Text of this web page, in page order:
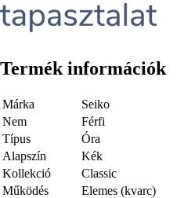
Termék információk
Márka
Seiko
Nem
Férfi
Típus
Óra
Alapszín
Kék
Kollekció
Classic
Működés
Elemes (kvarc)